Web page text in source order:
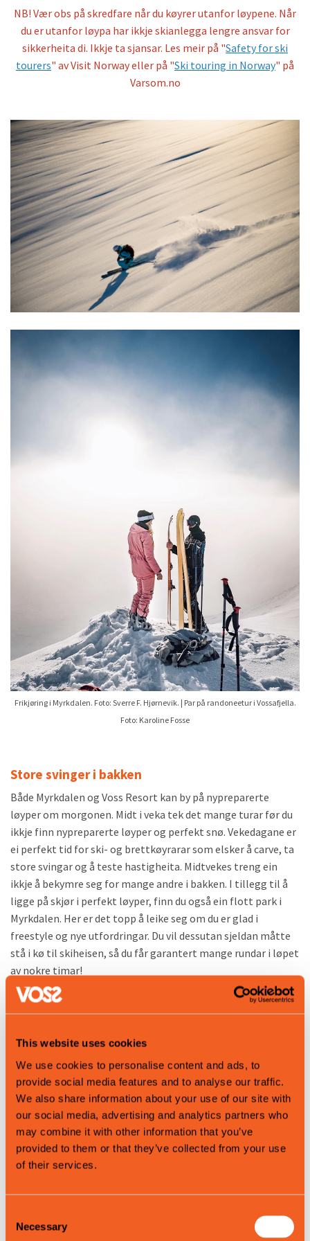
This website uses cookies
We use cookies to personalise content and ads, to
provide social media features and to analyse our traffic.
We also share information about your use of our site with
our social media, advertising and analytics partners who
may combine it with other information that you’ve
provided to them or that they’ve collected from your use
of their services.
Selection
Necessary
NB! Vær obs på skredfare når du køyrer utanfor løypene. Når
du er utanfor løypa har ikkje skianlegga lengre ansvar for
sikkerheita di. Ikkje ta sjansar. Les meir på "Safety for ski
tourers" av Visit Norway eller på "Ski touring in Norway" på
Varsom.no
Frikjøring i Myrkdalen. Foto: Sverre F. Hjørnevik. | Par på randoneetur i Vossafjella.
Foto: Karoline Fosse
Store svinger i bakken
Både Myrkdalen og Voss Resort kan by på nypreparerte
løyper om morgonen. Midt i veka tek det mange turar før du
ikkje finn nypreparerte løyper og perfekt snø. Vekedagane er
ei perfekt tid for ski- og brettkøyrarar som elsker å carve, ta
store svingar og å teste hastigheita. Midtvekes treng ein
ikkje å bekymre seg for mange andre i bakken. I tillegg til å
ligge på skjør i perfekt løyper, finn du også ein flott park i
Myrkdalen. Her er det topp å leike seg om du er glad i
freestyle og nye utfordringar. Du vil dessutan sjeldan måtte
stå i kø til skiheisen, så du får garantert mange rundar i løpet
av nokre timar!